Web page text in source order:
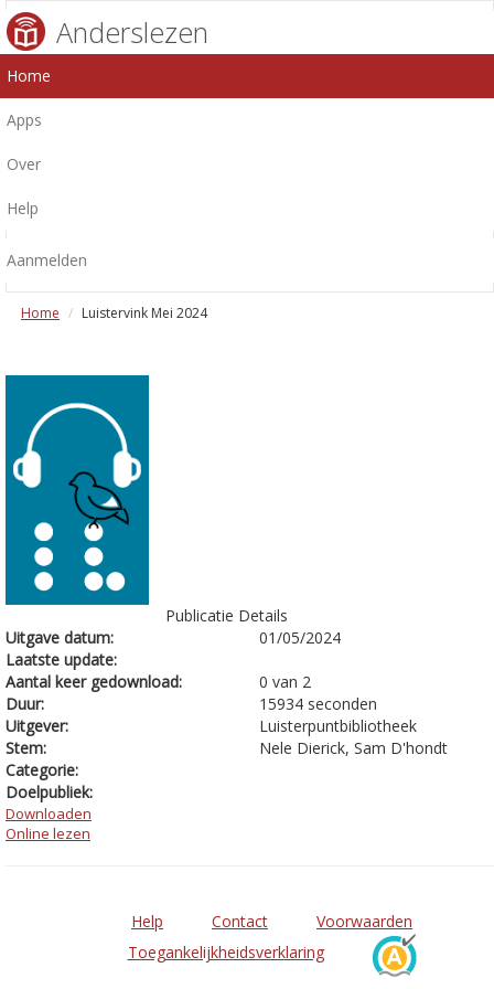
Anderslezen
Home
Apps
Over
Help
Aanmelden
Home Luistervink Mei 2024
Publicatie Details
Uitgave datum:
01/05/2024
Laatste update:
Aantal keer gedownload:
0 van 2
Duur:
15934 seconden
Uitgever:
Luisterpuntbibliotheek
Stem:
Nele Dierick, Sam D'hondt
Categorie:
Doelpubliek:
Downloaden
Online lezen
Help Contact
Voorwaarden
Toegankelijkheidsverklaring